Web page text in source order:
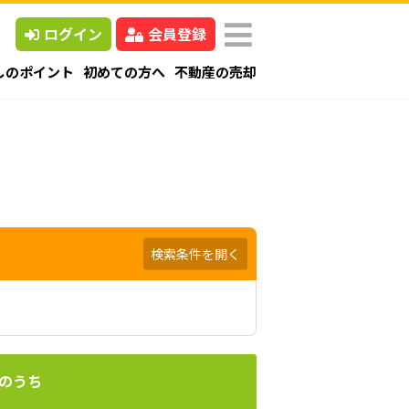
ログイン 会員登録
のポイント 初めての方へ 不動産の売却
検索条件を開く
うち